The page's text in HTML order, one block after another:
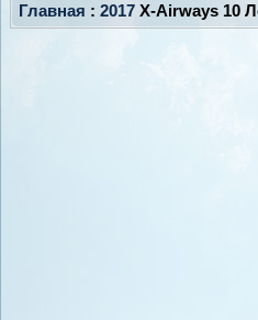
Главная : 2017 X-Airways 10